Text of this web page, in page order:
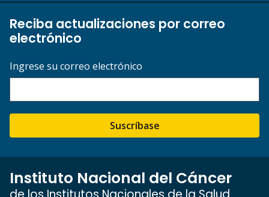
Reciba actualizaciones por correo
electrónico
Ingrese su correo electrónico
Suscríbase
Instituto Nacional del Cáncer